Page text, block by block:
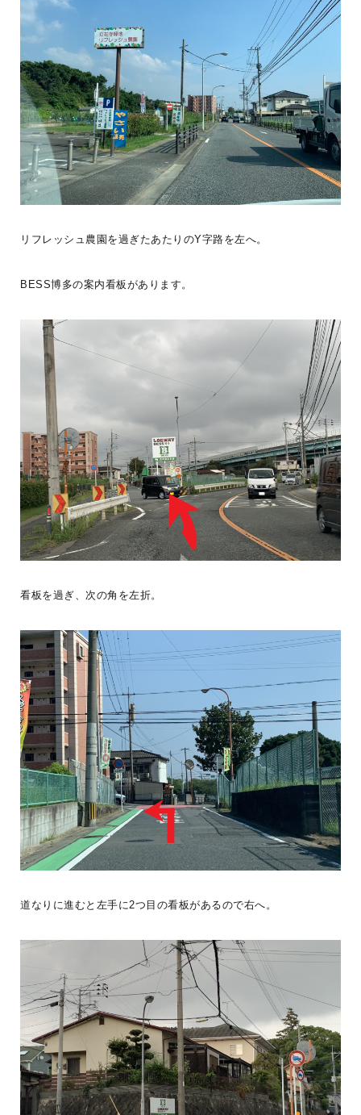
＼ BESSユーザー誕生！ ／またひと組BESSユーザーが誕生しまし
た！お引き渡しの際に、愛車と一緒に記念撮影。アウトドア好きな
ご夫婦が選ば
...続きを読む
WONDER DEVICE 未来は、ここ。BESSライフ
BESSつくば
LOGWAYだより
BESSの家 全国のBESS 木の家ライフ
シェア
2026年08月08日
kumamoto.bess.jp
経年愉化 G-LOG なつ LOGWAYだより
BESSユーザーインタビュー
BESSの家
全国のBESS 薪ストーブライフ
木の家ライフ
BESS熊本
2026年08月08日
BESS栃木
栃木県宇都宮市
tochigi.bess.jp
リフレッシュ農園を過ぎたあたりのY字路を左へ。
BESS博多の案内看板があります。
看板を過ぎ、次の角を左折。
道なりに進むと左手に2つ目の看板があるので右へ。